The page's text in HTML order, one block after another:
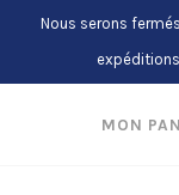
Nous serons
MON